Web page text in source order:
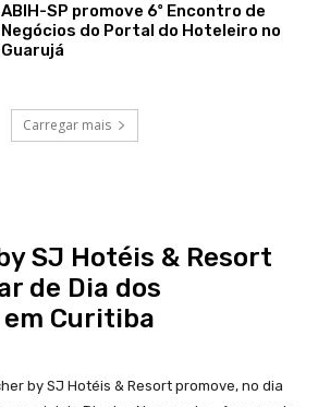
ABIH-SP promove 6º Encontro de
Negócios do Portal do Hoteleiro no
Guarujá
Carregar mais